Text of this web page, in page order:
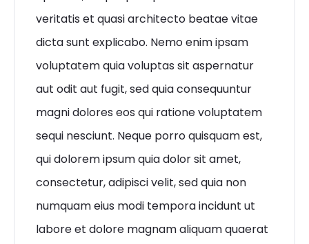
veritatis et quasi architecto beatae vitae
dicta sunt explicabo. Nemo enim ipsam
voluptatem quia voluptas sit aspernatur
aut odit aut fugit, sed quia consequuntur
magni dolores eos qui ratione voluptatem
sequi nesciunt. Neque porro quisquam est,
qui dolorem ipsum quia dolor sit amet,
consectetur, adipisci velit, sed quia non
numquam eius modi tempora incidunt ut
labore et dolore magnam aliquam quaerat